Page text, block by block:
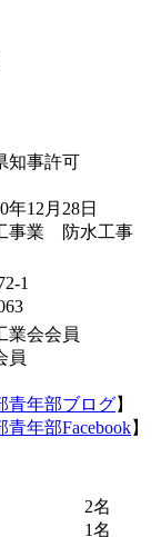
事許可
12月28日
業 防水工事
1
業会会員
員
青年部ブログ】
年部Facebook】
2名
1名